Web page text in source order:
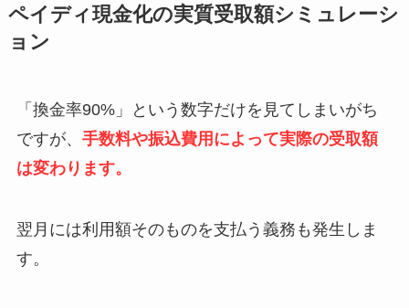
ペイディ現金化の実質受取額シミュレーシ
ョン
「換金率90%」という数字だけを見てしまいがち
ですが、 手数料や振込費用によって実際の受取額
は変わります。
翌月には利用額そのものを支払う義務も発生しま
す。